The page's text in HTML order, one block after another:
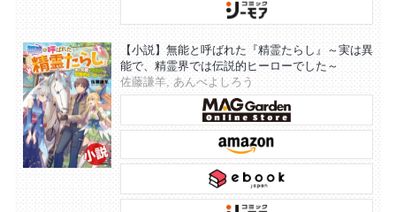
【小説】無能と呼ばれた『精霊たらし』～実は異
能で、精霊界では伝説的ヒーローでした～
佐藤謙羊, あんべよしろう